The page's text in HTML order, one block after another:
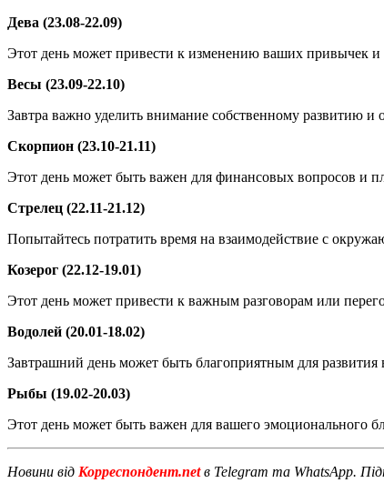
Дева (23.08-22.09)
Этот день может привести к изменению ваших привычек и
Весы (23.09-22.10)
Завтра важно уделить внимание собственному развитию
Скорпион (23.10-21.11)
Этот день может быть важен для финансовых вопросов и
Стрелец (22.11-21.12)
Попытайтесь потратить время на взаимодействие с
Козерог (22.12-19.01)
Этот день может привести к важным разговорам или
Водолей (20.01-18.02)
Завтрашний день может быть благоприятным для
Рыбы (19.02-20.03)
Этот день может быть важен для вашего эмоционального
Новини від Корреспондент.netв Telegram та WhatsApp.